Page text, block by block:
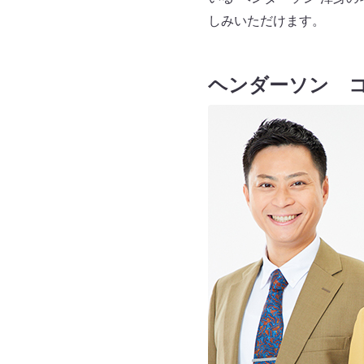
しみいただけます。
ヘンダーソン